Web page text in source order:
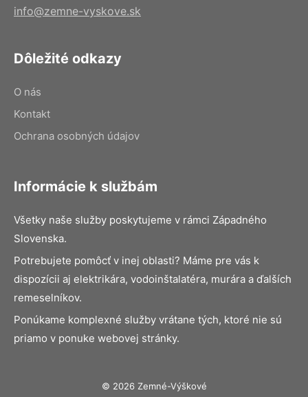
info@zemne-vyskove.sk
Dôležité odkazy
O nás
Kontakt
Ochrana osobných údajov
Informácie k službám
Všetky naše služby poskytujeme v rámci Západného
Slovenska.
Potrebujete pomôcť v inej oblasti? Máme pre vás k
dispozícii aj elektrikára, vodoinštalatéra, murára a ďalších
remeselníkov.
Ponúkame komplexné služby vrátane tých, ktoré nie sú
priamo v ponuke webovej stránky.
© 2026 Zemné-Výškové